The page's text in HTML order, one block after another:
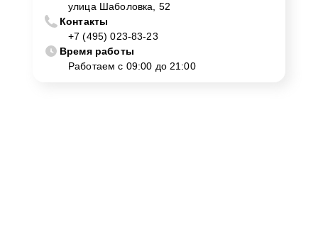
улица Шаболовка, 52
Контакты
+7 (495) 023-83-23
Время работы
Работаем с 09:00 до 21:00